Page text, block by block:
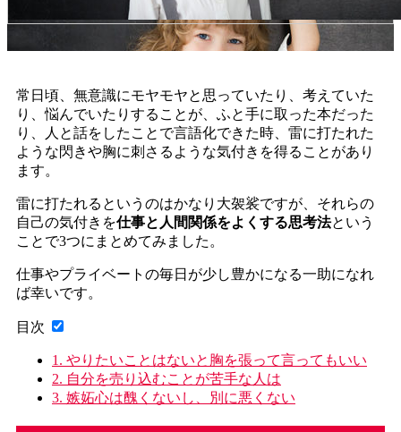
常日頃、無意識にモヤモヤと思っていたり、考えていた
り、悩んでいたりすることが、ふと手に取った本だった
り、人と話をしたことで言語化できた時、雷に打たれた
ような閃きや胸に刺さるような気付きを得ることがあり
ます。
雷に打たれるというのはかなり大袈裟ですが、それらの
自己の気付きを仕事と人間関係をよくする思考法という
ことで3つにまとめてみました。
仕事やプライベートの毎日が少し豊かになる一助になれ
ば幸いです。
目次
1. やりたいことはないと胸を張って言ってもいい
2. 自分を売り込むことが苦手な人は
3. 嫉妬心は醜くないし、別に悪くない